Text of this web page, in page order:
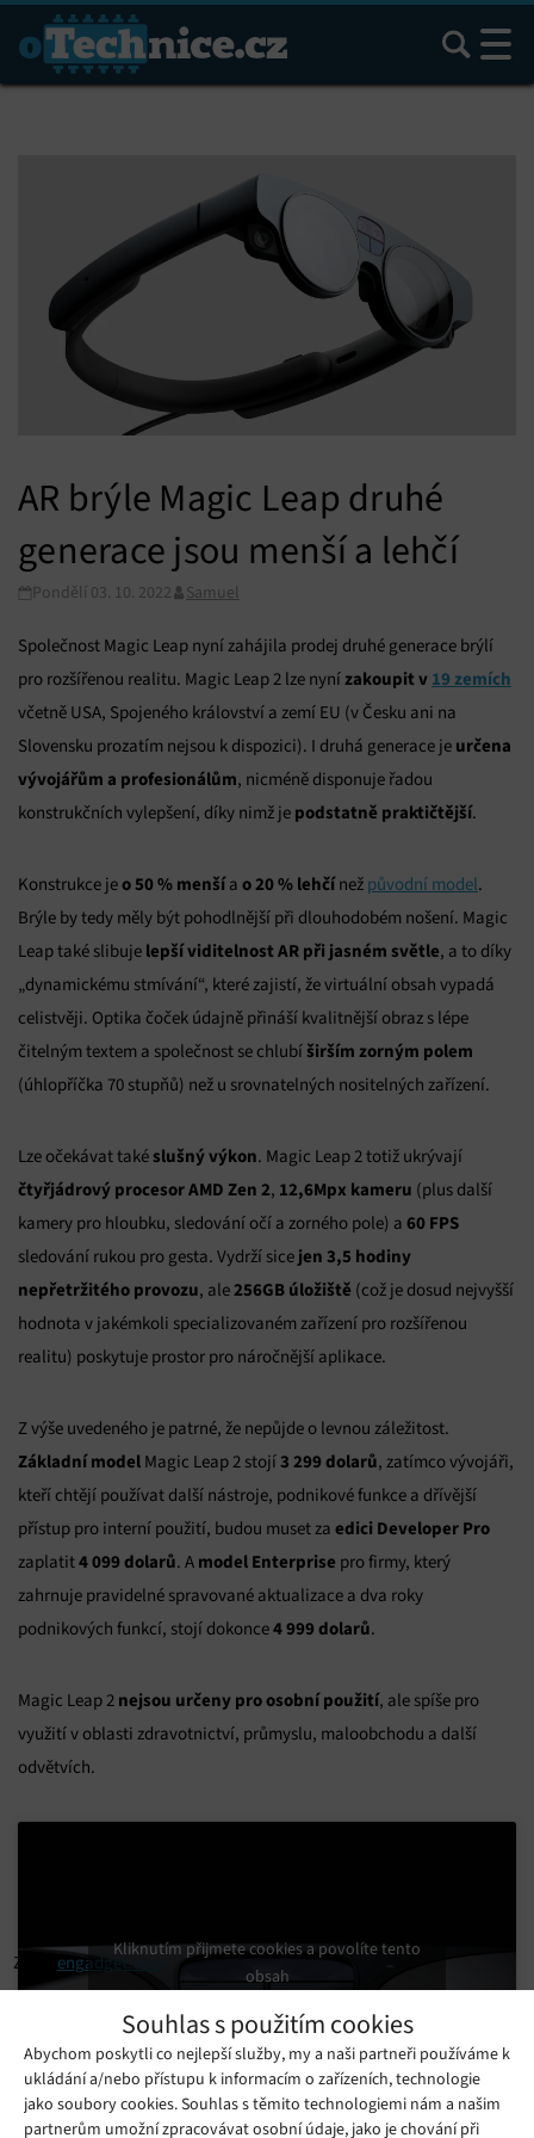
Souhlas s použitím cookies
Abychom poskytli co nejlepší služby, my a naši partneři používáme k
ukládání a/nebo přístupu k informacím o zařízeních, technologie
jako soubory cookies. Souhlas s těmito technologiemi nám a našim
partnerům umožní zpracovávat osobní údaje, jako je chování při
Hledat
AR brýle Magic Leap druhé
generace jsou menší a lehčí
Pondělí 03. 10. 2022 Samuel
Společnost Magic Leap nyní zahájila prodej druhé generace brýlí
pro rozšířenou realitu. Magic Leap 2 lze nynízakoupit v 19 zemích
včetně USA, Spojeného království a zemí EU (v Česku ani na
Slovensku prozatím nejsou k dispozici). I druhá generace je určena
vývojářům a profesionálům, nicméně disponuje řadou
konstrukčních vylepšení, díky nimž je podstatně praktičtější.
Konstrukce jeo 50 % menšía o 20 % lehčínež původní model.
Brýle by tedy měly být pohodlnější při dlouhodobém nošení. Magic
Leap také slibuje lepší viditelnost AR při jasném světle, a to díky
„dynamickému stmívání“, které zajistí, že virtuální obsah vypadá
celistvěji. Optika čoček údajně přináší kvalitnější obraz s lépe
čitelným textem a společnost se chlubí širším zorným polem
(úhlopříčka 70 stupňů) než u srovnatelných nositelných zařízení.
Lze očekávat také slušný výkon. Magic Leap 2 totiž ukrývají
čtyřjádrový procesor AMD Zen 2, 12,6Mpx kameru (plus další
kamery pro hloubku, sledování očí a zorného pole) a 60 FPS
sledování rukou pro gesta. Vydrží sice jen 3,5 hodiny
nepřetržitého provozu, ale256GB úložiště (což je dosud nejvyšší
hodnota v jakémkoli specializovaném zařízení pro rozšířenou
realitu) poskytuje prostor pro náročnější aplikace.
Z výše uvedeného je patrné, že nepůjde o levnou záležitost.
Základní model Magic Leap 2 stojí3 299 dolarů, zatímco vývojáři,
kteří chtějí používat další nástroje, podnikové funkce a dřívější
přístup pro interní použití, budou muset za edici Developer Pro
zaplatit4 099 dolarů. A model Enterprise pro firmy, který
zahrnuje pravidelné spravované aktualizace a dva roky
podnikových funkcí, stojí dokonce4 999 dolarů.
Magic Leap 2 nejsou určeny pro osobní použití, ale spíše pro
využití v oblasti zdravotnictví, průmyslu, maloobchodu a další
odvětvích.
Zdroj: engadget.com
Kliknutím přijmete cookies a povolíte tento
obsah